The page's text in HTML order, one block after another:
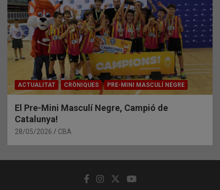
ACTUALITAT CRÒNIQUES PRE-MINI MASCULÍ NEGRE
El Pre-Mini Masculí Negre, Campió de
Catalunya!
28/05/2026 CBA